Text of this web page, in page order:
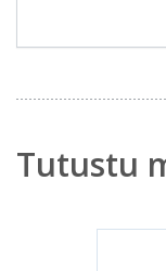
Tutustu